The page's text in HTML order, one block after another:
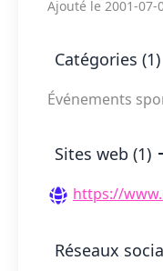
Ajouté le 2001-07-
Catégories (1)
Événements
Sites web (1)
https://
Réseaux